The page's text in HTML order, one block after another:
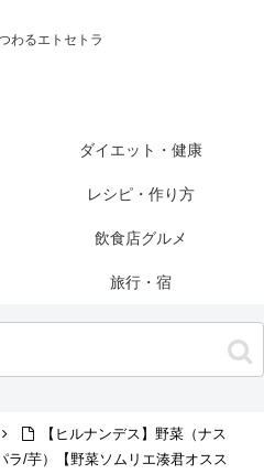
わるエトセトラ
ダイエット・健康
レシピ・作り方
飲食店グルメ
旅行・宿
【ヒルナンデス】野菜（ナス
ラ/芋）【野菜ソムリエ湊君オスス